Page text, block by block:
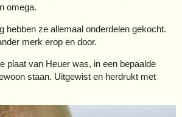
omega.
hebben ze allemaal onderdelen gekocht.
merk erop en door.
plaat van Heuer was, in een bepaalde
staan. Uitgewist en herdrukt met